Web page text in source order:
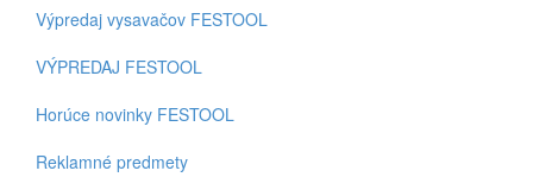
Výpredaj vysavačov FESTOOL
VÝPREDAJ FESTOOL
Horúce novinky FESTOOL
Reklamné predmety